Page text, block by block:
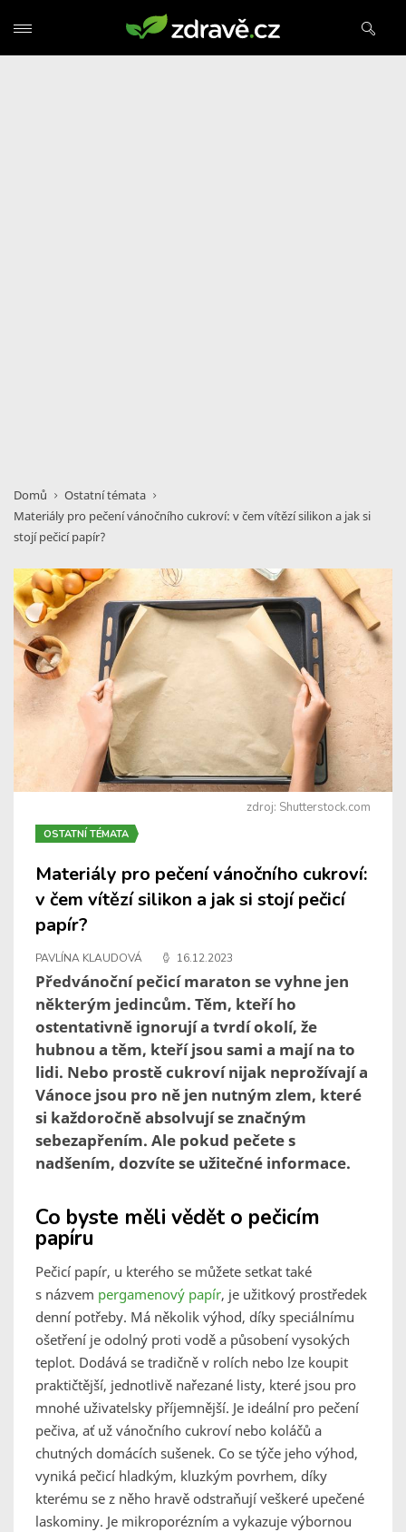
Domů
Ostatní témata
Materiály pro pečení vánočního cukroví: v čem vítězí silikon a jak si
stojí pečicí papír?
zdroj: Shutterstock.com
OSTATNÍ TÉMATA
Materiály pro pečení vánočního cukroví:
v čem vítězí silikon a jak si stojí pečicí
papír?
PAVLÍNA KLAUDOVÁ 16.12.2023
Předvánoční pečicí maraton se vyhne jen
některým jedincům. Těm, kteří ho
ostentativně ignorují a tvrdí okolí, že
hubnou a těm, kteří jsou sami a mají na to
lidi. Nebo prostě cukroví nijak neprožívají a
Vánoce jsou pro ně jen nutným zlem, které
si každoročně absolvují se značným
sebezapřením. Ale pokud pečete s
nadšením, dozvíte se užitečné informace.
Co byste měli vědět o pečicím
papíru
Pečicí papír, u kterého se můžete setkat také
s názvem pergamenový papír, je užitkový prostředek
denní potřeby. Má několik výhod, díky speciálnímu
ošetření je odolný proti vodě a působení vysokých
teplot. Dodává se tradičně v rolích nebo lze koupit
praktičtější, jednotlivě nařezané listy, které jsou pro
mnohé uživatelsky příjemnější. Je ideální pro pečení
pečiva, ať už vánočního cukroví nebo koláčů a
chutných domácích sušenek. Co se týče jeho výhod,
vyniká pečicí hladkým, kluzkým povrhem, díky
kterému se z něho hravě odstraňují veškeré upečené
laskominy. Je mikroporézním a vykazuje výbornou